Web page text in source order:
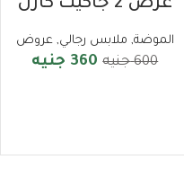
عرض 2 جاكيت كارل
الموضة, ملابس رجالي,عروض
600 جنيه 360 جنيه